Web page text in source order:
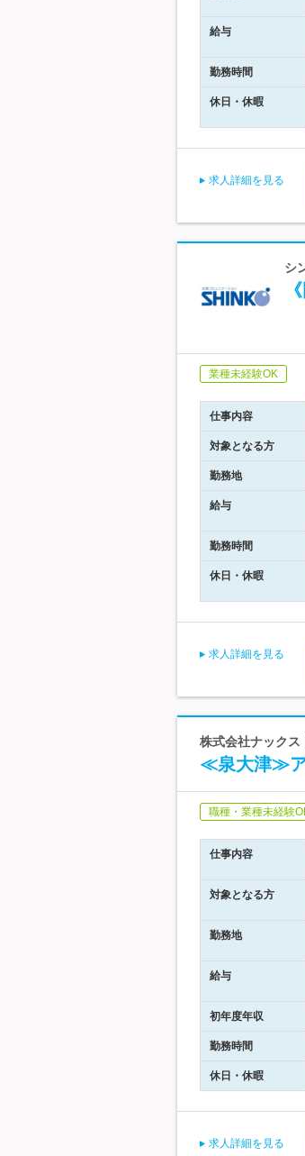
給与
勤務時間
休日・休暇
求人詳細を見る
シ
業種未経験OK
仕事内容
対象となる方
勤務地
給与
勤務時間
休日・休暇
求人詳細を見る
株式会社ナック
≪泉大津≫ア
職種・業種未経験
仕事内容
対象となる方
勤務地
給与
初年度年収
勤務時間
休日・休暇
求人詳細を見る